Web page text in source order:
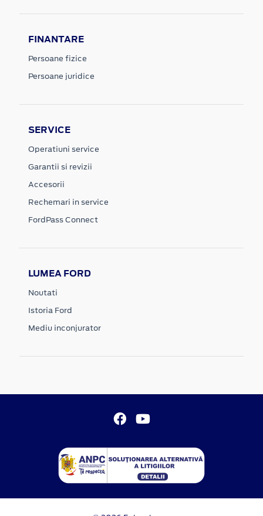
FINANTARE
Persoane fizice
Persoane juridice
SERVICE
Operatiuni service
Garantii si revizii
Accesorii
Rechemari in service
FordPass Connect
LUMEA FORD
Noutati
Istoria Ford
Mediu inconjurator